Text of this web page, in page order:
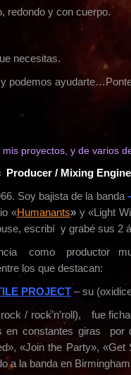
redondo y con cuerpo.
necesitas.
podemos
proyectos, y de varios
Producer / Mixing
Soy bajista de la banda
«Humanants» y «Light
escribí y grabé sus 2
como productor
los que destacan:
PROJECT – su
/ rock’n’roll), fue
constantes giras por
«Join the Party», «Get
a la banda en